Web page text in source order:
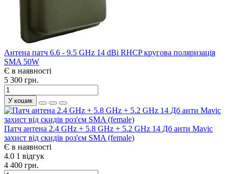
Антена патч 6.6 - 9.5 GHz 14 dBi RHCP кругова поляризація
SMA 50W
Є в наявності
5 300 грн.
У кошик
Патч антена 2.4 GHz + 5.8 GHz + 5.2 GHz 14 Дб анти Mavic
захист від скидів роз'єм SMA (female)
Є в наявності
4.0 1 відгук
4 400 грн.